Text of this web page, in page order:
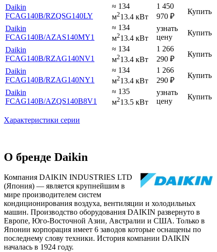
Daikin
FCAG140B/RZQSG140LY
≈ 134
м213.4 кВт
1 450
970 ₽
Купить
Daikin
FCAG140B/AZAS140MY1
≈ 134
м213.4 кВт
узнать
цену
Купить
Daikin
FCAG140B/RZAG140NV1
≈ 134
м213.4 кВт
1 266
290 ₽
Купить
Daikin
FCAG140B/RZAG140NY1
≈ 134
м213.4 кВт
1 266
290 ₽
Купить
Daikin
FCAG140B/AZQS140B8V1
≈ 135
м213.5 кВт
узнать
цену
Купить
Характеристики серии
О бренде Daikin
Компания DAIKIN INDUSTRIES LTD
(Япония) — является крупнейшим в
мире производителем систем
кондиционирования воздуха, вентиляции и холодильных
машин. Производство оборудования DAIKIN развернуто в
Европе, Юго-Восточной Азии, Австралии и США. Только в
Японии корпорация имеет 6 заводов которые оснащены по
последнему слову техники. История компании DAIKIN
началась в 1924 году.